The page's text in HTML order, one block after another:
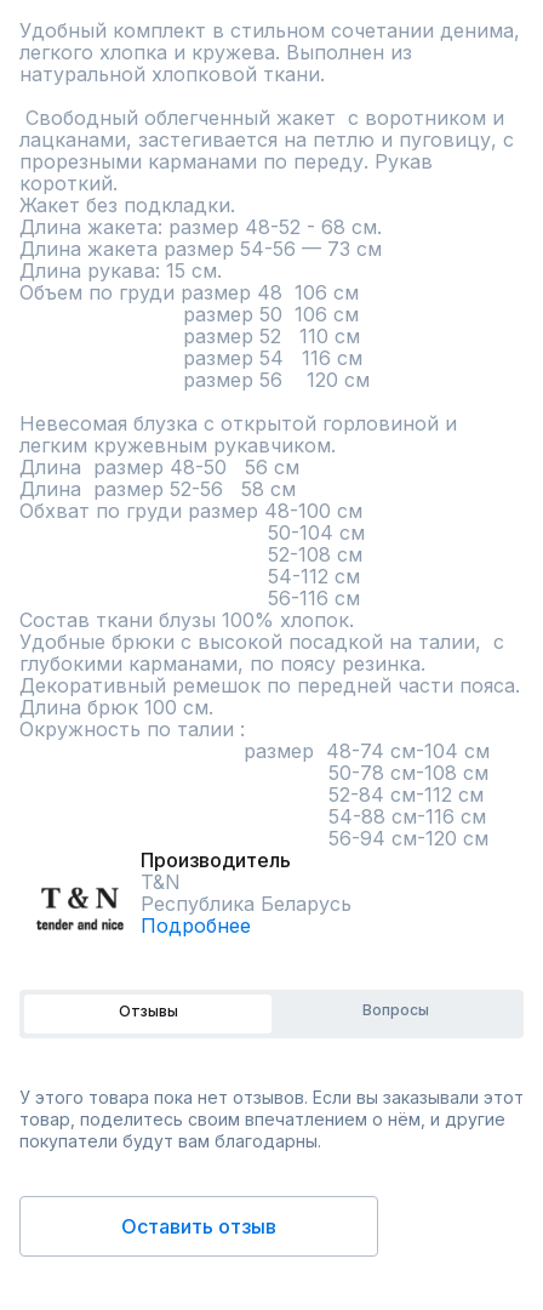
Удобный комплект в стильном сочетании денима,
легкого хлопка и кружева. Выполнен из
натуральной хлопковой ткани.
лацканами, застегивается на петлю и пуговицу, с
прорезными карманами по переду. Рукав
короткий.
Жакет без подкладки.
Длина жакета: размер 48-52 - 68 см.
Длина жакета размер 54-56 — 73 см
Длина рукава: 15 см.
Объем по груди размер 48  106 см
Невесомая блузка с открытой горловиной и
легким кружевным рукавчиком.
Длина  размер 48-50   56 см
Длина  размер 52-56   58 см
Обхват по груди размер 48-100 см
Состав ткани блузы 100% хлопок.
Удобные брюки с высокой посадкой на талии,  с
глубокими карманами, по поясу резинка.
Декоративный ремешок по передней части пояса.
Длина брюк 100 см.
Окружность по талии :
                                                   56-94 см-120 см
Производитель
T&N
Республика Беларусь
Подробнее
Отзывы Вопросы
У этого товара пока нет отзывов. Если вы заказывали этот
товар, поделитесь своим впечатлением о нём, и другие
покупатели будут вам благодарны.
Оставить отзыв